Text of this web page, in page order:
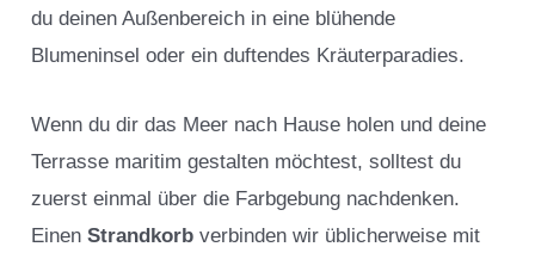
du deinen Außenbereich in eine blühende
Blumeninsel oder ein duftendes Kräuterparadies.
Wenn du dir das Meer nach Hause holen und deine
Terrasse maritim gestalten möchtest, solltest du
zuerst einmal über die Farbgebung nachdenken.
EinenStrandkorb verbinden wir üblicherweise mit